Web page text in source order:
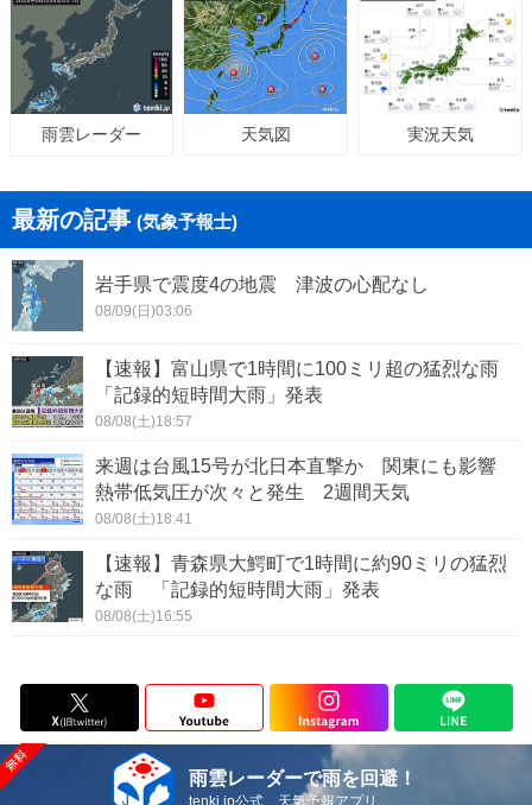
雨雲レーダー 天気図 実況天気
最新の記事 (気象予報士)
岩手県で震度4の地震 津波の心配なし
08/09(日)03:06
【速報】富山県で1時間に100ミリ超の猛烈な雨
「記録的短時間大雨」発表
08/08(土)18:57
来週は台風15号が北日本直撃か 関東にも影響
熱帯低気圧が次々と発生 2週間天気
08/08(土)18:41
【速報】青森県大鰐町で1時間に約90ミリの猛烈
な雨 「記録的短時間大雨」発表
08/08(土)16:55
雨雲レーダーで雨を回避！
tenki.jp公式 天気予報アプリ